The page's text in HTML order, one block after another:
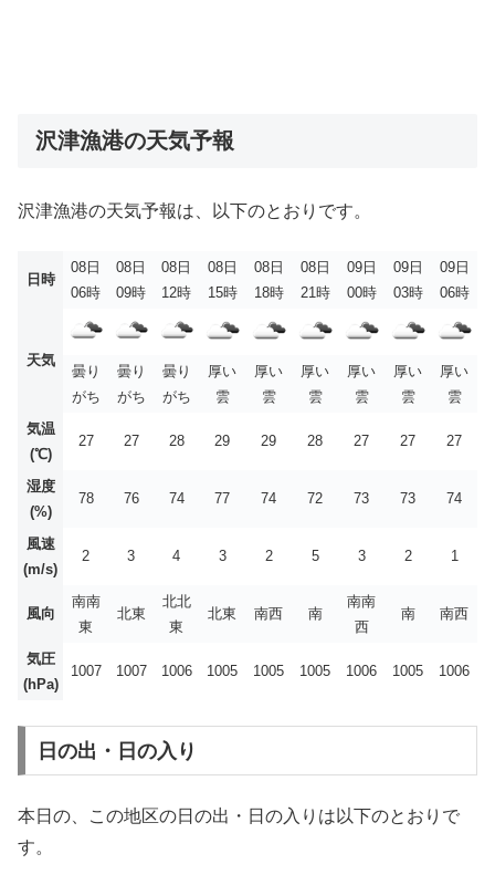
沢津漁港の天気予報
沢津漁港の天気予報は、以下のとおりです。
日時
08日
06時
08日
09時
08日
12時
08日
15時
08日
18時
08日
21時
09日
00時
09日
03時
09日
06時
天気
曇り
がち
曇り
がち
曇り
がち
厚い
雲
厚い
雲
厚い
雲
厚い
雲
厚い
雲
厚い
雲
気温
(℃)
27 27 28 29 29 28 27 27 27
湿度
(%)
78 76 74 77 74 72 73 73 74
風速
(m/s)
2 3 4 3 2 5 3 2 1
風向
南南
東
北東
北北
東
北東 南西 南
南南
西
南 南西
気圧
(hPa)
1007 1007 1006 1005 1005 1005 1006 1005 1006
日の出・日の入り
本日の、この地区の日の出・日の入りは以下のとおりで
す。